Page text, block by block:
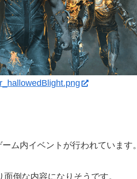
ム内イベントが行われています。
倒な内容になりそうです。